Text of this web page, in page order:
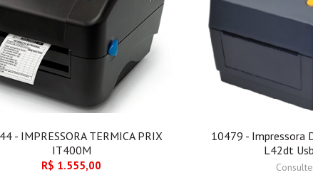
- IMPRESSORA TERMICA PRIX
IT400M
R$ 1.555,00
10479 - Impressora
L42dt